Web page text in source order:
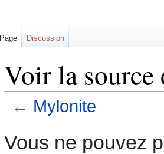
Voir la
← Mylonite
Vous ne pouvez
Page Discussion